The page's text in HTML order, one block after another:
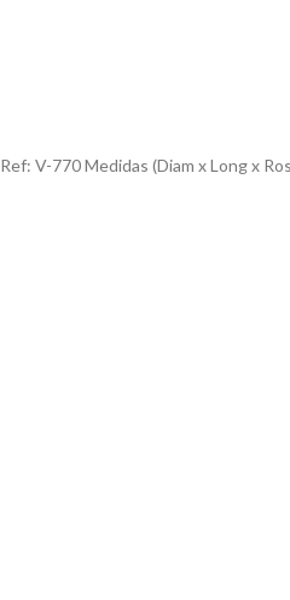
Ref: V-770 Medidas (Diam x Long x